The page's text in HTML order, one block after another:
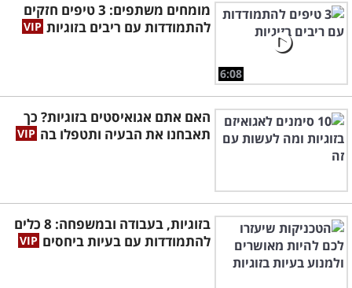
6:08
מומחים משתפים: 3 טיפים חזקים
להתמודדות עם ריבים בזוגיות
האם אתם אגואיסטים בזוגיות? כך
תאבחנו את הבעיה ותטפלו בה
בזוגיות, בעבודה ובמשפחה: 8 כלים
להתמודדות עם בעיות ביחסים